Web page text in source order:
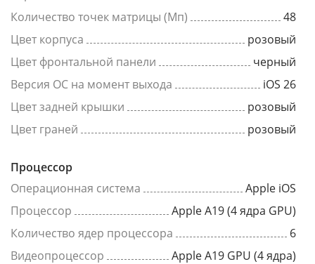
Количество точек матрицы (Мп)
48
Цвет корпуса
розовый
Цвет фронтальной панели
черный
Версия ОС на момент выхода
iOS 26
Цвет задней крышки
розовый
Цвет граней
розовый
Процессор
Операционная система
Apple iOS
Процессор
Apple A19 (4 ядра GPU)
Количество ядер процессора
6
Видеопроцессор
Apple A19 GPU (4 ядра)